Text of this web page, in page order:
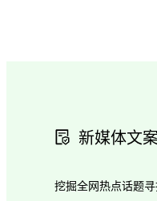
新媒体文
挖掘全网热点话题